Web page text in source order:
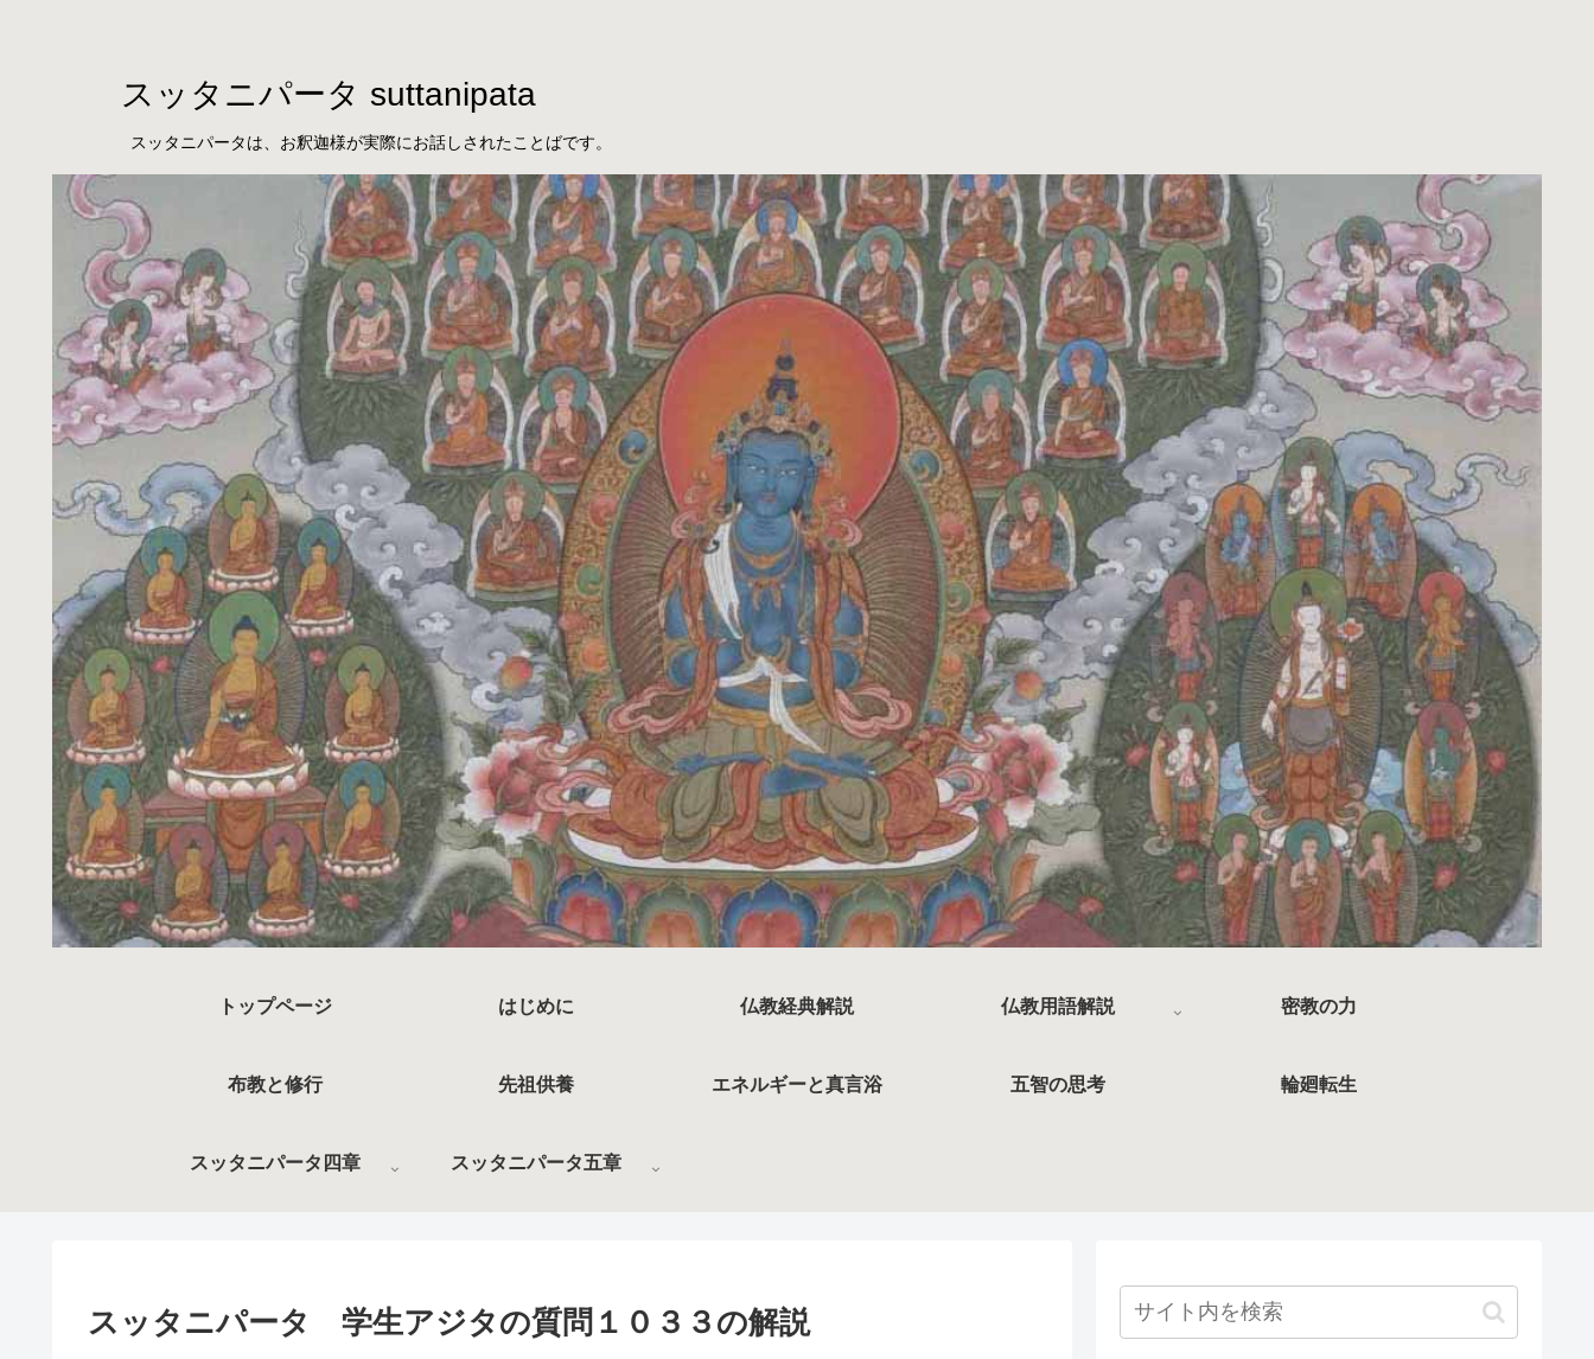
スッタニパータは、お釈迦様が実際にお話しされたことばです。
スッタニパータ suttanipata
トップページ はじめに 仏教経典解説 仏教用語解説 密教の力
布教と修行 先祖供養 エネルギーと真言浴 五智の思考 輪廻転生
スッタニパータ四章 スッタニパータ五章
スッタニパータ 学生アジタの質問１０３３の解説